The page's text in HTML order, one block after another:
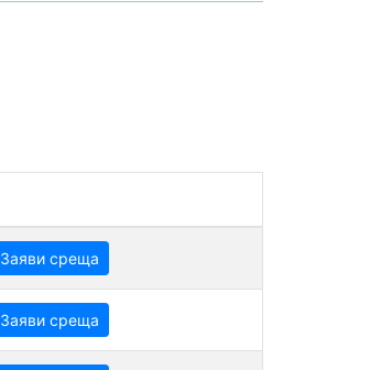
Заяви среща
Заяви среща